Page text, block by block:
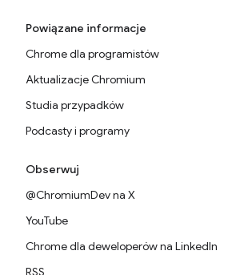
Powiązane informacje
Chrome dla programistów
Aktualizacje Chromium
Studia przypadków
Podcasty i programy
Obserwuj
@ChromiumDev na X
YouTube
Chrome dla deweloperów na LinkedIn
RSS